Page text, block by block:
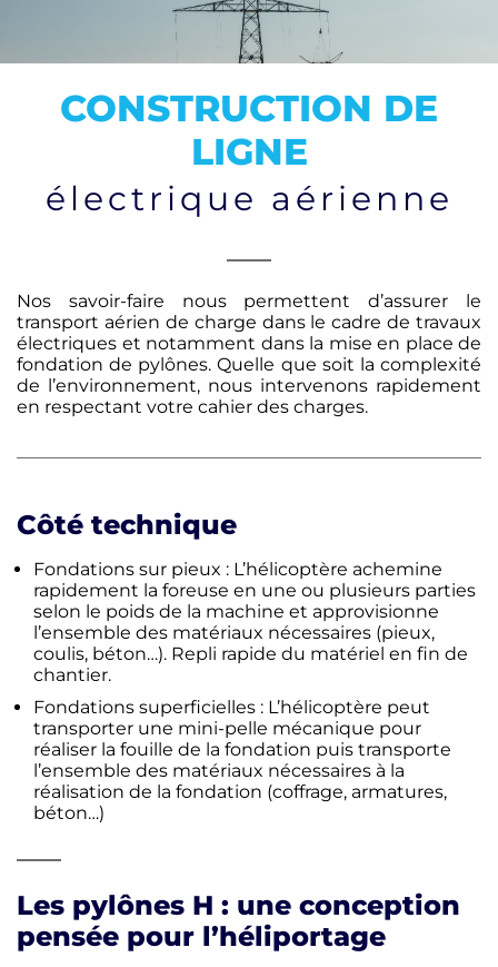
CONSTRUCTION DE
LIGNE
électrique aérienne
Nos savoir-faire nous permettent d’assurer le
transport aérien de charge dans le cadre de travaux
électriques et notamment dans la mise en place de
fondation de pylônes. Quelle que soit la complexité
de l’environnement, nous intervenons rapidement
en respectant votre cahier des charges.
Côté technique
Fondations sur pieux : L’hélicoptère achemine
rapidement la foreuse en une ou plusieurs parties
selon le poids de la machine et approvisionne
l’ensemble des matériaux nécessaires (pieux,
coulis, béton…). Repli rapide du matériel en fin de
chantier.
Fondations superficielles : L’hélicoptère peut
transporter une mini-pelle mécanique pour
réaliser la fouille de la fondation puis transporte
l’ensemble des matériaux nécessaires à la
réalisation de la fondation (coffrage, armatures,
béton…)
Les pylônes H : une conception
pensée pour l’héliportage